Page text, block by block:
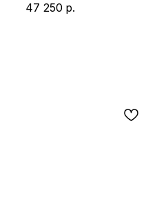
47 250 р.